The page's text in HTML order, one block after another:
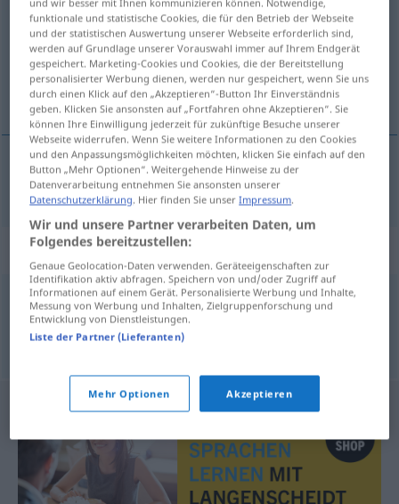
Übersicht aller Übersetzungen
(Für mehr Details die Übersetzung anklicken/antippen)
oksydere
oksydere oxidieren
Synonyme für "oxidieren"
verrosten,rosten,einrosten
funktionale und statistische Cookies, die für den Betrieb der Webseite
und der statistischen Auswertung unserer Webseite erforderlich sind,
werden auf Grundlage unserer Vorauswahl immer auf Ihrem Endgerät
gespeichert. Marketing-Cookies und Cookies, die der Bereitstellung
personalisierter Werbung dienen, werden nur gespeichert, wenn Sie uns
durch einen Klick auf den „Akzeptieren“-Button Ihr Einverständnis
geben. Klicken Sie ansonsten auf „Fortfahren ohne Akzeptieren“. Sie
können Ihre Einwilligung jederzeit für zukünftige Besuche unserer
Webseite widerrufen. Wenn Sie weitere Informationen zu den Cookies
und den Anpassungsmöglichkeiten möchten, klicken Sie einfach auf den
Button „Mehr Optionen“. Weitergehende Hinweise zu der
Datenverarbeitung entnehmen Sie ansonsten unserer
Datenschutzerklärung . Hier finden Sie unserImpressum
Wir und unsere Partner verarbeiten Daten, um
Folgendes bereitzustellen:
Genaue Geolocation-Daten verwenden. Geräteeigenschaften zur
Identifikation aktiv abfragen. Speichern von und/oder Zugriff auf
Informationen auf einem Gerät. Personalisierte Werbung und Inhalte,
Messung von Werbung und Inhalten, Zielgruppenforschung und
Entwicklung von Dienstleistungen.
Liste der Partner (Lieferanten)
Mehr Optionen Akzeptieren